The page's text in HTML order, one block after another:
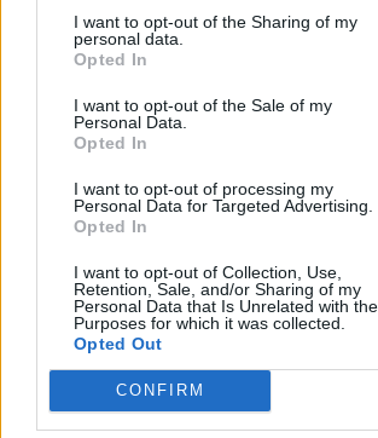
I want to opt-out of the Sharing of my
personal data.
Opted In
I want to opt-out of the Sale of my
Personal Data.
Opted In
I want to opt-out of processing my
Personal Data for Targeted Advertising.
Opted In
I want to opt-out of Collection, Use,
Retention, Sale, and/or Sharing of my
Personal Data that Is Unrelated with the
Purposes for which it was collected.
Opted Out
CONFIRM
Διατροφή
Auto
Sexuality